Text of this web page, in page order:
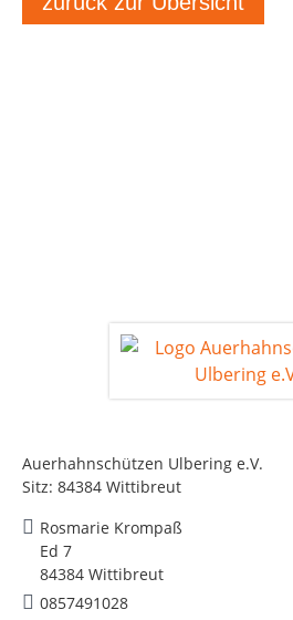
Auerhahnschützen Ulbering e.V.
Sitz: 84384 Wittibreut
Rosmarie Krompaß
Ed 7
84384 Wittibreut
0857491028